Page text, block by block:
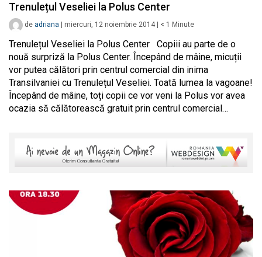
Trenulețul Veseliei la Polus Center
de adriana miercuri, 12 noiembrie 2014 < 1 Minute
Trenulețul Veseliei la Polus Center Copiii au parte de o
nouă surpriză la Polus Center. Începând de mâine, micuții
vor putea călători prin centrul comercial din inima
Transilvaniei cu Trenulețul Veseliei. Toată lumea la vagoane!
Începând de mâine, toți copii ce vor veni la Polus vor avea
ocazia să călătorească gratuit prin centrul comercial…